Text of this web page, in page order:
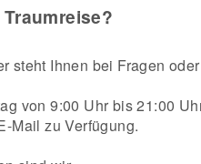
Traumreise?
steht Ihnen bei Fragen oder
von 9:00 Uhr bis 21:00
Mail zu Verfügung.